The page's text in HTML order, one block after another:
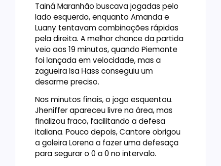
Tainá Maranhão buscava jogadas pelo
lado esquerdo, enquanto Amanda e
Luany tentavam combinações rápidas
pela direita. A melhor chance da partida
veio aos 19 minutos, quando Piemonte
foi lançada em velocidade, mas a
zagueira Isa Hass conseguiu um
desarme preciso.
Nos minutos finais, o jogo esquentou.
Jheniffer apareceu livre na área, mas
finalizou fraco, facilitando a defesa
italiana. Pouco depois, Cantore obrigou
a goleira Lorena a fazer uma defesaça
para segurar o 0 a 0 no intervalo.